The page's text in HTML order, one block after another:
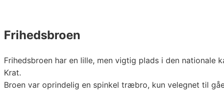
Frihedsbroen
Frihedsbroen har en lille, men vigtig plads i den nationale
Krat.
Broen var oprindelig en spinkel træbro, kun velegnet til